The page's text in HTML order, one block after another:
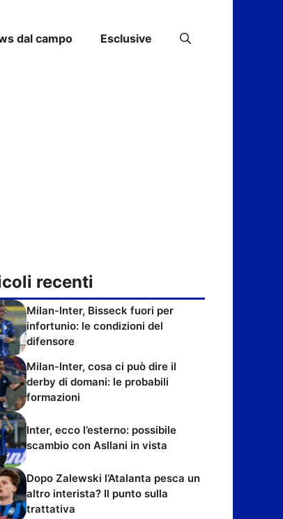
dal campo Esclusive
recenti
Milan-Inter, Bisseck fuori per
infortunio: le condizioni del
difensore
Milan-Inter, cosa ci può dire il
derby di domani: le probabili
formazioni
Inter, ecco l’esterno: possibile
scambio con Asllani in vista
Dopo Zalewski l’Atalanta pesca un
altro interista? Il punto sulla
trattativa